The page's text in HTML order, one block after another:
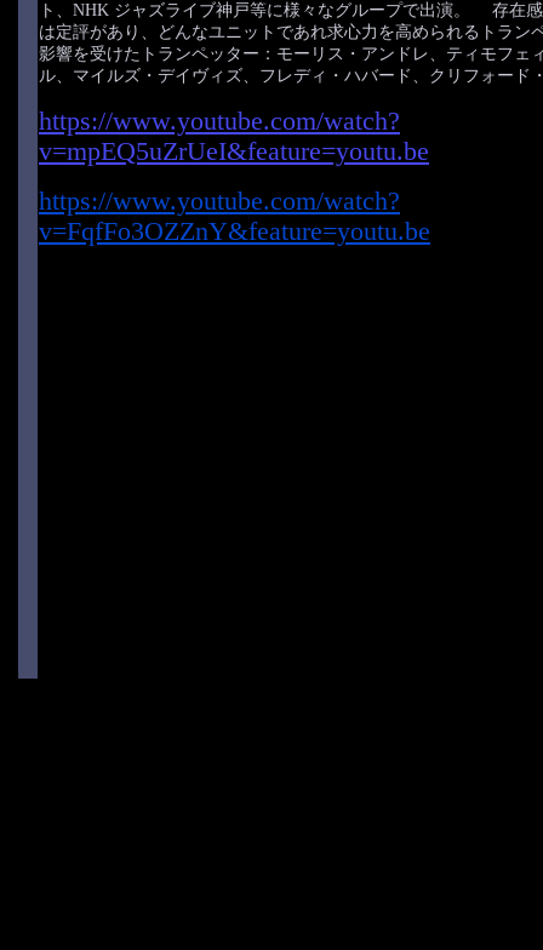
ト、NHK ジャズライブ神戸等に様々なグループで出演。 存在
は定評があり、どんなユニットであれ求心力を高められるトラ
影響を受けたトランペッター：モーリス・アンドレ、ティモフェ
ル、マイルズ・デイヴィズ、フレディ・ハバード、クリフォード
https://www.youtube.com/watch?
v=mpEQ5uZrUeI&feature=youtu.be
https://www.youtube.com/watch?
v=FqfFo3OZZnY&feature=youtu.be